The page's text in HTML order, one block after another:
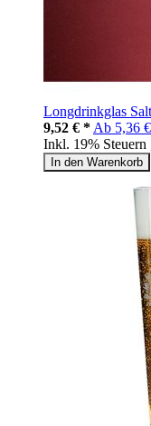
Longdrinkglas
9,52 € * Ab 5,36
Inkl. 19% Steuern
In den Warenkorb